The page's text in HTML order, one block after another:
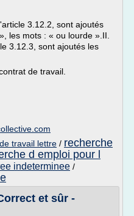
3.12.2, sont ajoutés
les mots : « ou lourde ».II.
3.12.3, sont ajoutés les
de travail.
travail lettre / recherche
d emploi pour l
indeterminee /
et sûr -